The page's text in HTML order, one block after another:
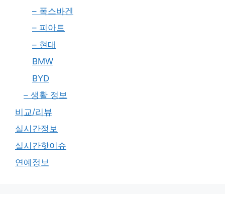
– 폭스바겐
– 피아트
– 현대
BMW
BYD
– 생활 정보
비교/리뷰
실시간정보
실시간핫이슈
연예정보